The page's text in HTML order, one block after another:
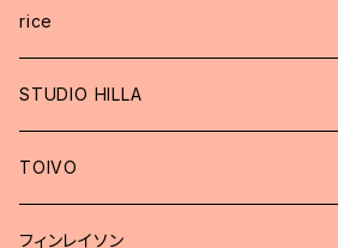
rice
STUDIO HILLA
TOIVO
フィンレイソン